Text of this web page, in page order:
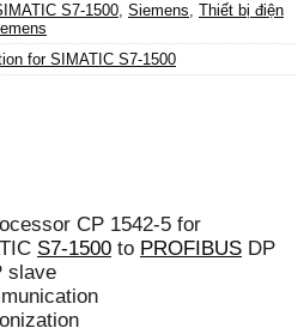
S7-1500, Siemens, Thiết bị điện
for SIMATIC S7-1500
CP 1542-5 for
S7-1500 to PROFIBUS DP
slave